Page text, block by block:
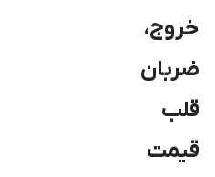
خروج،
ضربان
قلب
قیمت